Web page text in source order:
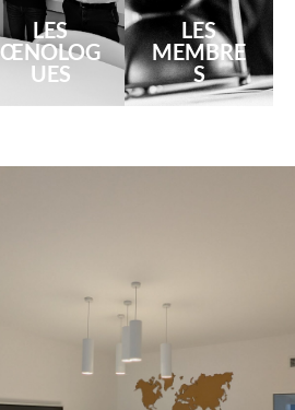
LES
ŒNOLOG
UES
LES
MEMBRE
S